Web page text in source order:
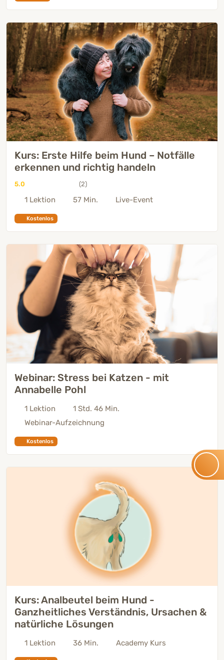
Kurs: Erste Hilfe beim Hund – Notfälle
erkennen und richtig handeln
5.0 (2)
1 Lektion 57 Min. Live-Event
Kostenlos
Webinar: Stress bei Katzen - mit
Annabelle Pohl
1 Lektion
1 Std. 46 Min.
Webinar-Aufzeichnung
Kostenlos
Kurs: Analbeutel beim Hund -
Ganzheitliches Verständnis, Ursachen &
natürliche Lösungen
1 Lektion 36 Min. Academy Kurs